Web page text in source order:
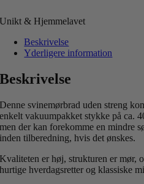
Unikt & Hjemmelavet
Beskrivelse
Yderligere information
Beskrivelse
Denne svinemørbrad uden streng
enkelt vakuumpakket stykke på ca.
men der kan forekomme en mindre
inden tilberedning, hvis det ønskes.
Kvaliteten er høj, strukturen er mør,
hurtige hverdagsretter og klassiske